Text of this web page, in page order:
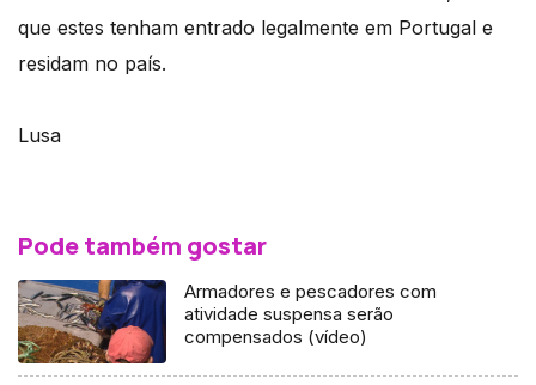
que estes tenham entrado legalmente em Portugal e
residam no país.
Lusa
Pode também gostar
Armadores e pescadores com
atividade suspensa serão
compensados (vídeo)